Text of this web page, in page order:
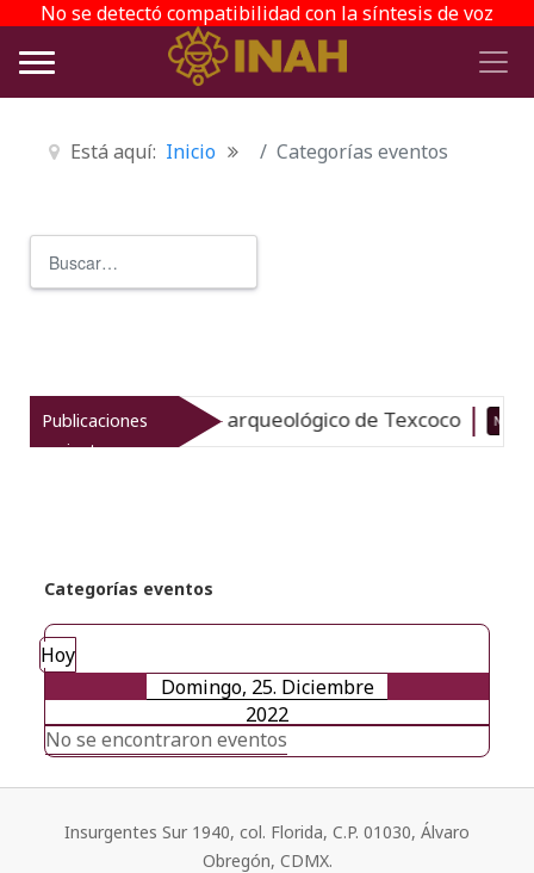
No se detectó compatibilidad con la síntesis de voz
Está aquí: Inicio Categorías eventos
Publicaciones
recientes
el patrimonio arqueológico de Texcoco Nuevo
Categorías eventos
Hoy
Domingo, 25. Diciembre
2022
No se encontraron eventos
Insurgentes Sur 1940, col. Florida, C.P. 01030, Álvaro
Obregón, CDMX.